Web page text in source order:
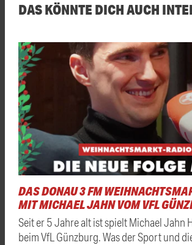
DAS KÖNNTE DICH AUCH
DAS DONAU 3 FM
MIT MICHAEL JAHN VOM VFL
Seit er 5 Jahre alt ist spielt Michael Jahn
beim VfL Günzburg. Was der Sport und